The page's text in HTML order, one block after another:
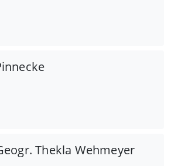
Thekla Wehmeyer